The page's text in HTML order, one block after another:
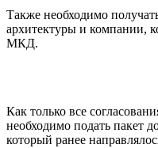
Также необходимо
архитектуры и компании,
МКД.
Как только все
необходимо подать пакет
который ранее